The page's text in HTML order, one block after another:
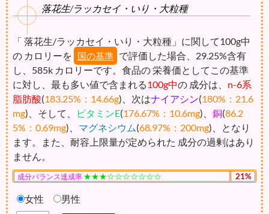
落花生/ラッカセイ・いり・大粒種
「 落花生/ラッカセイ・いり・大粒種」に関して100g中
の カロリーを
国の基準 で評価した場合、29.25%含有
し、585k カロリーです。食品の 栄養価としてこの基準
に対し、最も多い値で含まれる100g中の 成分は、 n-6系
脂肪酸(183.25%：14.66g)、次はナイアシン(180%：21.6
mg)、そして、 ビタミンE(176.67%：10.6mg)、 銅(86.2
5%：0.69mg)、 マグネシウム(68.97%：200mg)、となり
ます。また、耐容上限量が定められた 成分の過剰はあり
ません。
成分バランス達成率 ★★★☆☆☆☆☆☆☆ 21%
女性 男性